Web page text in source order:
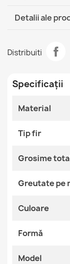
Covor
121,90 lej
121,90 lej
121,90 lej
DHL / GLS
(COD)
Detalii ale
Culoare
Formă
Motiv
Distribuiti
Specificații
Material
Tip fir
Grosime
Greutate pe
Culoare
Formă
Model